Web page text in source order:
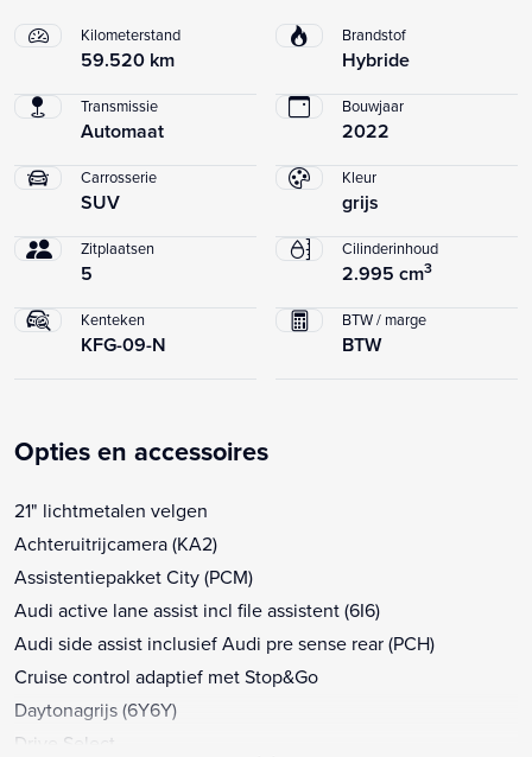
Kilometerstand
59.520 km
Brandstof
Hybride
Transmissie
Automaat
Bouwjaar
2022
Carrosserie
SUV
Kleur
grijs
Zitplaatsen
5
Cilinderinhoud
2.995 cm3
Kenteken
KFG-09-N
BTW / marge
BTW
Opties en accessoires
21" lichtmetalen velgen
Achteruitrijcamera (KA2)
Assistentiepakket City (PCM)
Audi active lane assist incl file assistent (6I6)
Audi side assist inclusief Audi pre sense rear (PCH)
Cruise control adaptief met Stop&Go
Daytonagrijs (6Y6Y)
Drive Select